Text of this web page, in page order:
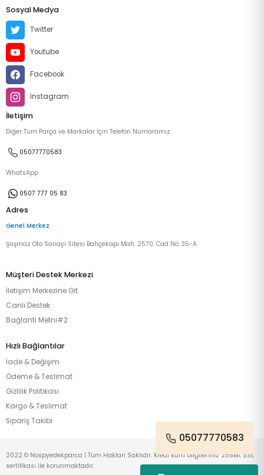
Sosyal Medya
Twitter
Youtube
Facebook
Instagram
İletişim
Diğer Tüm Parça ve Markalar İçin Telefon Numaramız:
05077770583
WhatsApp
0507 777 05 83
Adres
Genel Merkez
Şaşmaz Oto Sanayi Sitesi Bahçekapı Mah. 2570. Cad No: 35-A
Müşteri Destek Merkezi
İletişim Merkezine Git
Canlı Destek
Bağlantı Metni#2
Hızlı Bağlantılar
İade & Değişim
Ödeme & Teslimat
Gizlilik Politikası
Kargo & Teslimat
Sipariş Takibi
05077770583
2022 © Nospyedekparca | Tüm Hakları Saklıdır. Kredi kartı bilgileriniz 256Bit SSL
sertifikası ile korunmaktadır.